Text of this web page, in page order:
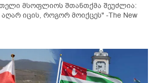
მსოფლიოს შთანთქმა შეუძლია:
იცის, როგორ მოიქცეს" -The New